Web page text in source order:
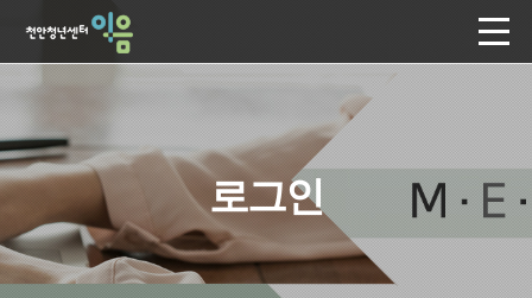
로그인